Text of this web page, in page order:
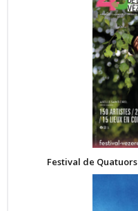
Festival de